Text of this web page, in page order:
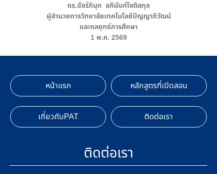
ดร.ฉัชร์ภิมุก อภินันท์โชติสกุล
ผู้อำนวยการวิทยาลัยเทคโนโลยีปัญญาภิวัฒน์
และกลยุทธ์การศึกษา
1 พ.ค. 2569
หน้าแรก หลักสูตรที่เปิดสอน
เกี่ยวกับPAT ติดต่อเรา
ติดต่อเรา